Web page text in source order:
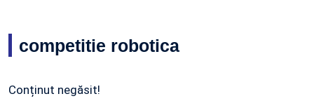
competitie robotica
Conținut negăsit!